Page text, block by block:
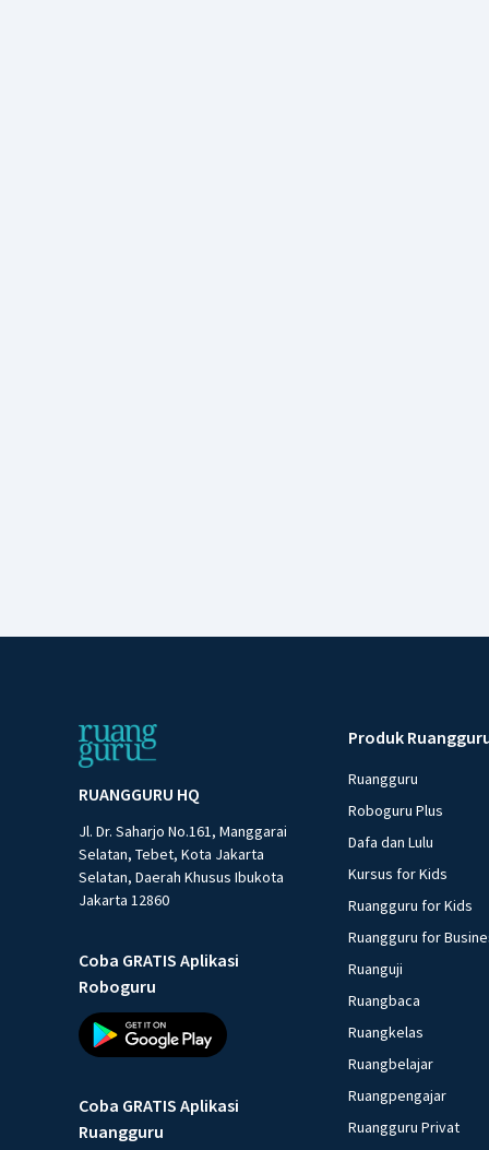
RUANGGURU HQ
Jl. Dr. Saharjo No.161, Manggarai
Selatan, Tebet, Kota Jakarta
Selatan, Daerah Khusus Ibukota
Jakarta 12860
Coba GRATIS Aplikasi
Roboguru
Coba GRATIS Aplikasi
Ruangguru
Produk
Ruangguru
Roboguru Plus
Dafa dan Lulu
Kursus for Kids
Ruangguru for Kids
Ruangguru for
Ruanguji
Ruangbaca
Ruangkelas
Ruangbelajar
Ruangpengajar
Ruangguru Privat